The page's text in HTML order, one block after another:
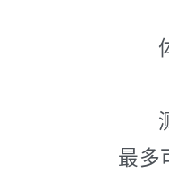
最多